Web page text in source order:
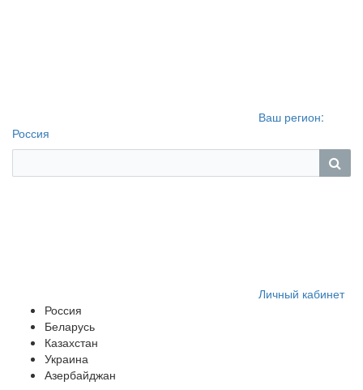
Ваш регион:
Россия
Личный кабинет
Россия
Беларусь
Казахстан
Украина
Азербайджан